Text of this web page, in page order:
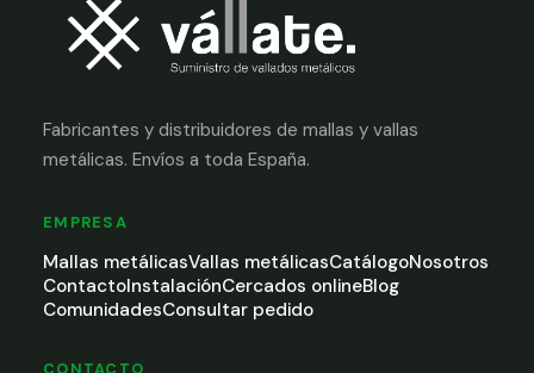
Fabricantes y distribuidores de mallas y vallas
metálicas. Envíos a toda España.
EMPRESA
Mallas metálicasVallas metálicasCatálogoNosotros
ContactoInstalaciónCercados onlineBlog
ComunidadesConsultar pedido